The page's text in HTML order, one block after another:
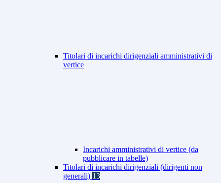
Titolari di incarichi dirigenziali amministrativi di
vertice
Incarichi amministrativi di vertice (da
pubblicare in tabelle)
Titolari di incarichi dirigenziali (dirigenti non
generali) 13